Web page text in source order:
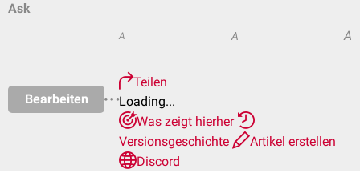
Ask
Bearbeiten
A A A
Teilen
Loading...
Was zeigt hierher
Versionsgeschichte
Artikel erstellen
Discord